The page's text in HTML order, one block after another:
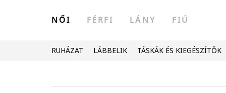
NŐI FÉRFI LÁNY FIÚ
RUHÁZAT LÁBBELIK TÁSKÁK ÉS KIEGÉSZÍTŐK